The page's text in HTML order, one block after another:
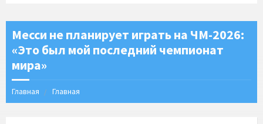
Месси не планирует играть на ЧМ-2026:
«Это был мой последний чемпионат
мира»
Главная Главная